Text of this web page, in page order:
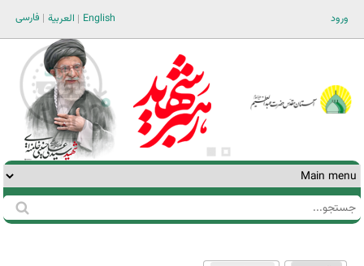
ورود فارسی العربية English
فرم
جستجو